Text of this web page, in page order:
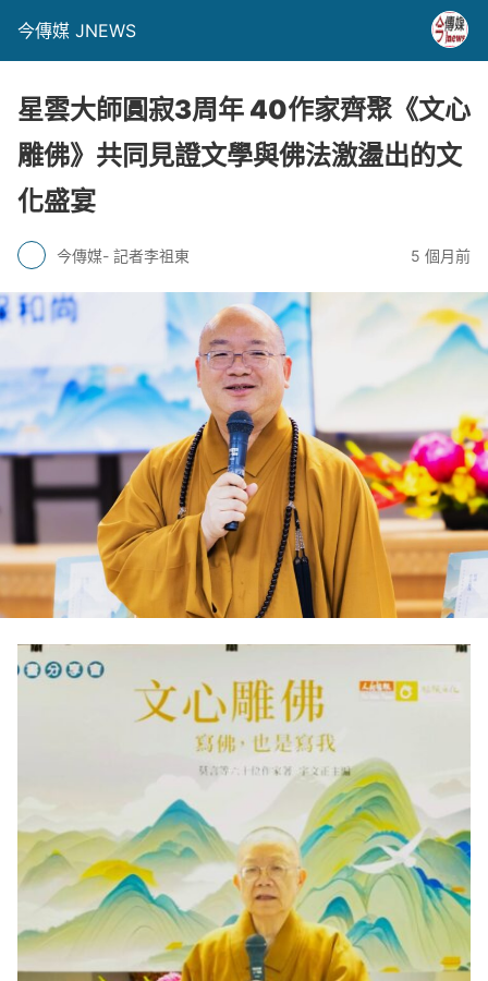
今傳媒 JNEWS
星雲大師圓寂3周年 40作家齊聚《文心
雕佛》共同見證文學與佛法激盪出的文
化盛宴
今傳媒- 記者李祖東 5 個月前